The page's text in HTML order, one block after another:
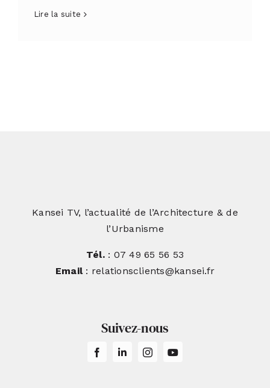
Lire la suite
Kansei TV, l’actualité de l’Architecture & de
l’Urbanisme
Tél.: 07 49 65 56 53
Email: relationsclients@kansei.fr
Suivez-nous